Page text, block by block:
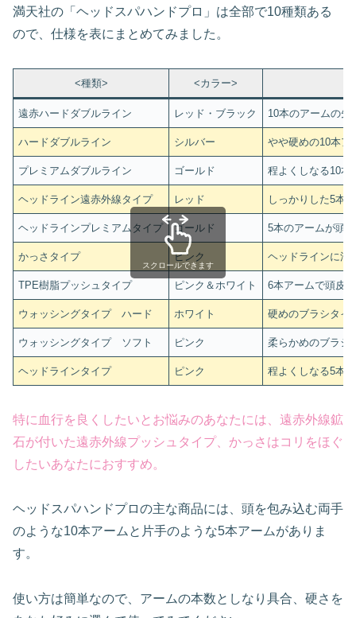
満天社の「ヘッドスパハンドプロ」は全部で10種類ある
ので、仕様を表にまとめてみました。
<種類> <カラー>
遠赤ハードダブルライン レッド・ブラック 10本のアームの先
ハードダブルライン シルバー やや硬めの10本ア
プレミアムダブルライン ゴールド 程よくしなる10本
ヘッドライン遠赤外線タイプ レッド しっかりした5本
ヘッドラインプレミアムタイプ ゴールド 5本のアームが頭
かっさタイプ ピンク ヘッドラインに沿
TPE樹脂プッシュタイプ ピンク＆ホワイト 6本アームで頭皮
ウォッシングタイプ ハード ホワイト 硬めのブラシタイ
ウォッシングタイプ ソフト ピンク 柔らかめのブラシ
ヘッドラインタイプ ピンク 程よくしなる5本
スクロールできます
特に血行を良くしたいとお悩みのあなたには、遠赤外線鉱
石が付いた遠赤外線プッシュタイプ、かっさはコリをほぐ
したいあなたにおすすめ。
ヘッドスパハンドプロの主な商品には、頭を包み込む両手
のような10本アームと片手のような5本アームがありま
す。
使い方は簡単なので、アームの本数としなり具合、硬さを